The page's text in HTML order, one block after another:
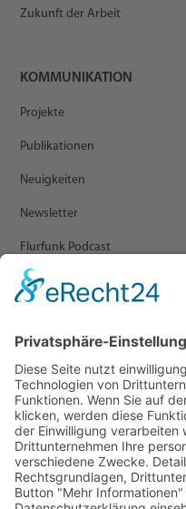
Zukunft der Arbeit
KOMMUNIKATION
Projekte
Publikationen
Neuigkeiten
Newsletter
Flurfunk Podcast
Presse
Veranstaltungen
Newsletter Archiv
RECHTLICHES